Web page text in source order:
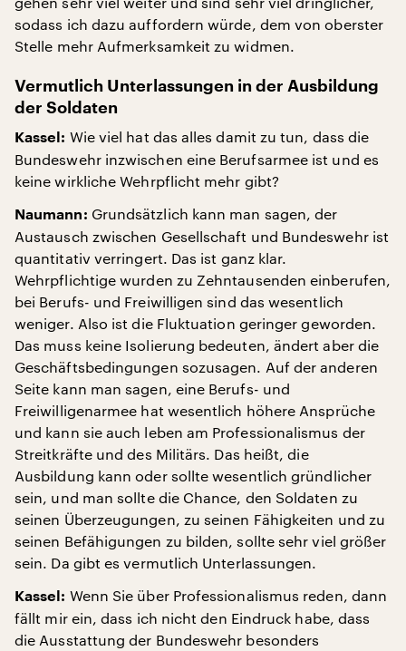
sodass ich dazu auffordern würde, dem von oberster
Stelle mehr Aufmerksamkeit zu widmen.
Vermutlich Unterlassungen in der Ausbildung
der Soldaten
Kassel: Wie viel hat das alles damit zu tun, dass die
Bundeswehr inzwischen eine Berufsarmee ist und es
keine wirkliche Wehrpflicht mehr gibt?
Naumann: Grundsätzlich kann man sagen, der
Austausch zwischen Gesellschaft und Bundeswehr ist
quantitativ verringert. Das ist ganz klar.
Wehrpflichtige wurden zu Zehntausenden einberufen,
bei Berufs- und Freiwilligen sind das wesentlich
weniger. Also ist die Fluktuation geringer geworden.
Das muss keine Isolierung bedeuten, ändert aber die
Geschäftsbedingungen sozusagen. Auf der anderen
Seite kann man sagen, eine Berufs- und
Freiwilligenarmee hat wesentlich höhere Ansprüche
und kann sie auch leben am Professionalismus der
Streitkräfte und des Militärs. Das heißt, die
Ausbildung kann oder sollte wesentlich gründlicher
sein, und man sollte die Chance, den Soldaten zu
seinen Überzeugungen, zu seinen Fähigkeiten und zu
seinen Befähigungen zu bilden, sollte sehr viel größer
sein. Da gibt es vermutlich Unterlassungen.
Kassel: Wenn Sie über Professionalismus reden, dann
fällt mir ein, dass ich nicht den Eindruck habe, dass
die Ausstattung der Bundeswehr besonders